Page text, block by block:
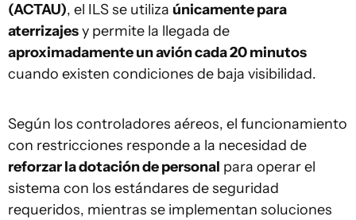
(ACTAU), el ILS se utiliza únicamente para
aterrizajesy permite la llegada de
aproximadamente un avión cada 20 minutos
cuando existen condiciones de baja visibilidad.
Según los controladores aéreos, el funcionamiento
con restricciones responde a la necesidad de
reforzar la dotación de personal para operar el
sistema con los estándares de seguridad
requeridos, mientras se implementan soluciones